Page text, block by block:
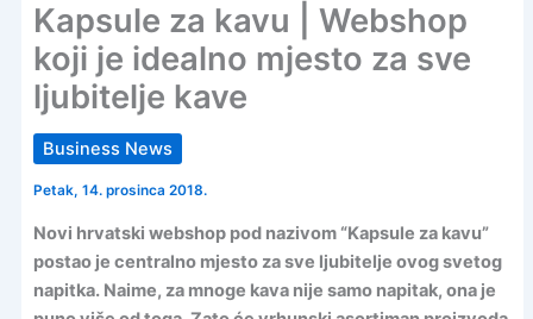
Kapsule za kavu | Webshop
koji je idealno mjesto za sve
ljubitelje kave
Business News
Petak, 14. prosinca 2018.
Novi hrvatski webshop pod nazivom “Kapsule za kavu”
postao je centralno mjesto za sve ljubitelje ovog svetog
napitka. Naime, za mnoge kava nije samo napitak, ona je